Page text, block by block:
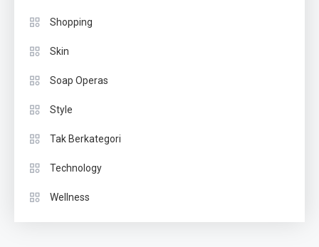
Shopping
Skin
Soap Operas
Style
Tak Berkategori
Technology
Wellness